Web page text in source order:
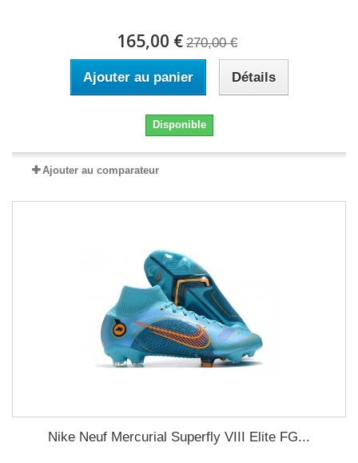
165,00 € 270,00 €
Ajouter au panier Détails
Disponible
Ajouter au comparateur
Nike Neuf Mercurial Superfly VIII Elite FG...